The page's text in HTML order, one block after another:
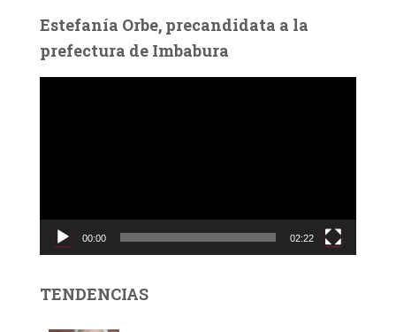
Estefanía Orbe, precandidata a la
prefectura de Imbabura
c
d
00:00 02:22
TENDENCIAS